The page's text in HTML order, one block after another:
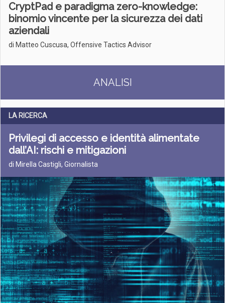
CryptPad e paradigma zero-knowledge:
binomio vincente per la sicurezza dei dati
aziendali
di Matteo Cuscusa, Offensive Tactics Advisor
ANALISI
LA RICERCA
Privilegi di accesso e identità alimentate
dall’AI: rischi e mitigazioni
di Mirella Castigli, Giornalista